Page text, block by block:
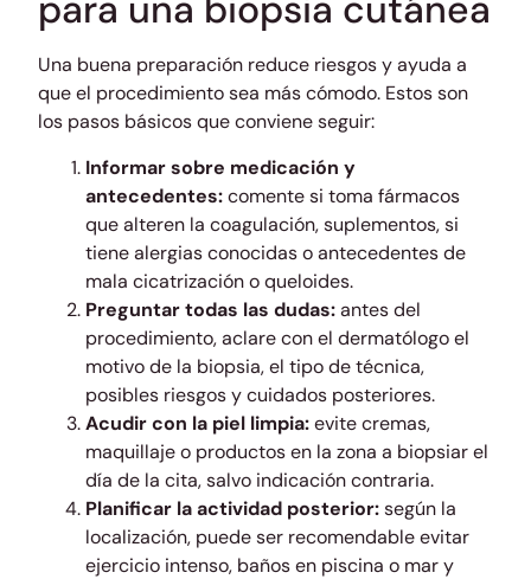
Una buena preparación reduce riesgos y ayuda a
que el procedimiento sea más cómodo. Estos son
los pasos básicos que conviene seguir:
Informar sobre medicación y
antecedentes:comente si toma fármacos
que alteren la coagulación, suplementos, si
tiene alergias conocidas o antecedentes de
mala cicatrización o queloides.
Preguntar todas las dudas:antes del
procedimiento, aclare con el dermatólogo el
motivo de la biopsia, el tipo de técnica,
posibles riesgos y cuidados posteriores.
Acudir con la piel limpia:evite cremas,
maquillaje o productos en la zona a biopsiar el
día de la cita, salvo indicación contraria.
Planificar la actividad posterior:según la
localización, puede ser recomendable evitar
ejercicio intenso, baños en piscina o mar y